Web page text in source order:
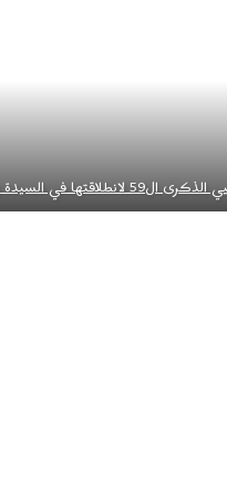
في السيدة زينب